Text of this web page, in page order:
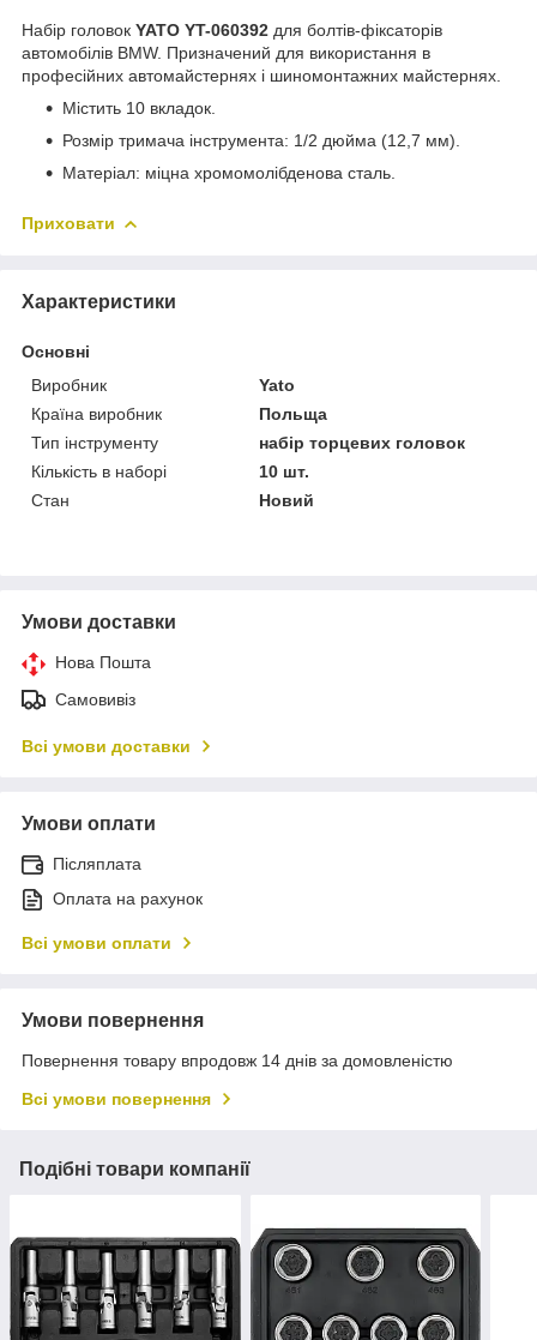
Набір головок YATO YT-060392 для болтів-фіксаторів
автомобілів BMW. Призначений для використання в
професійних автомайстернях і шиномонтажних майстернях.
Містить 10 вкладок.
Розмір тримача інструмента: 1/2 дюйма (12,7 мм).
Матеріал: міцна хромомолібденова сталь.
Приховати
Характеристики
Основні
Виробник
Yato
Країна виробник
Польща
Тип інструменту
набір торцевих головок
Кількість в наборі
10 шт.
Стан
Новий
Умови доставки
Нова Пошта
Самовивіз
Всі умови доставки
Умови оплати
Післяплата
Оплата на рахунок
Всі умови оплати
Умови повернення
Повернення товару впродовж 14 днів за домовленістю
Всі умови повернення
Подібні товари компанії